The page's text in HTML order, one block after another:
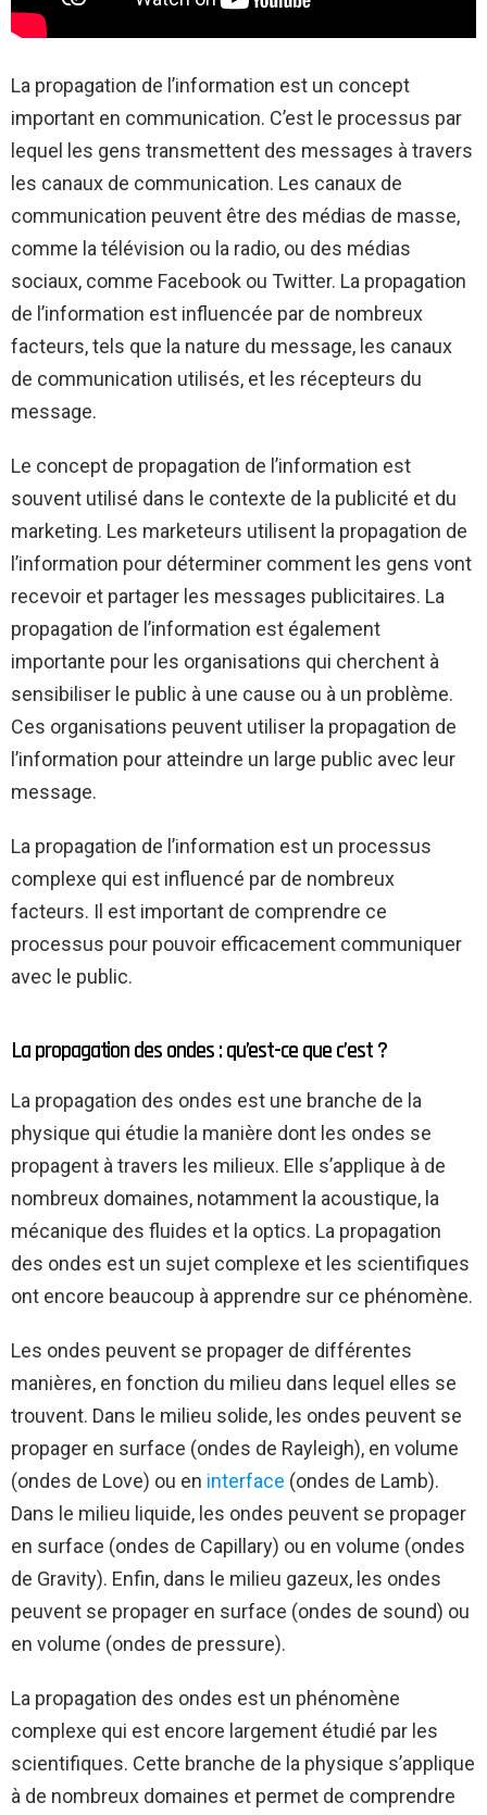
La propagation de l’information est un concept
important en communication. C’est le processus par
lequel les gens transmettent des messages à travers
les canaux de communication. Les canaux de
communication peuvent être des médias de masse,
comme la télévision ou la radio, ou des médias
sociaux, comme Facebook ou Twitter. La propagation
de l’information est influencée par de nombreux
facteurs, tels que la nature du message, les canaux
de communication utilisés, et les récepteurs du
message.
Le concept de propagation de l’information est
souvent utilisé dans le contexte de la publicité et du
marketing. Les marketeurs utilisent la propagation de
l’information pour déterminer comment les gens vont
recevoir et partager les messages publicitaires. La
propagation de l’information est également
importante pour les organisations qui cherchent à
sensibiliser le public à une cause ou à un problème.
Ces organisations peuvent utiliser la propagation de
l’information pour atteindre un large public avec leur
message.
La propagation de l’information est un processus
complexe qui est influencé par de nombreux
facteurs. Il est important de comprendre ce
processus pour pouvoir efficacement communiquer
avec le public.
La propagation des ondes : qu’est-ce que c’est ?
La propagation des ondes est une branche de la
physique qui étudie la manière dont les ondes se
propagent à travers les milieux. Elle s’applique à de
nombreux domaines, notamment la acoustique, la
mécanique des fluides et la optics. La propagation
des ondes est un sujet complexe et les scientifiques
ont encore beaucoup à apprendre sur ce phénomène.
Les ondes peuvent se propager de différentes
manières, en fonction du milieu dans lequel elles se
trouvent. Dans le milieu solide, les ondes peuvent se
propager en surface (ondes de Rayleigh), en volume
(ondes de Love) ou en interface (ondes de Lamb).
Dans le milieu liquide, les ondes peuvent se propager
en surface (ondes de Capillary) ou en volume (ondes
de Gravity). Enfin, dans le milieu gazeux, les ondes
peuvent se propager en surface (ondes de sound) ou
en volume (ondes de pressure).
La propagation des ondes est un phénomène
complexe qui est encore largement étudié par les
scientifiques. Cette branche de la physique s’applique
à de nombreux domaines et permet de comprendre